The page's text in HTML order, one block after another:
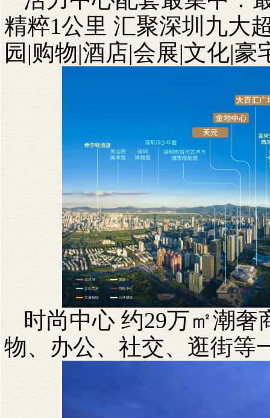
精粹1公里 汇聚深圳九大
园 |购物|酒店|会展|文化|豪
时尚中心 约29万㎡潮奢
物、办公、社交、逛街等